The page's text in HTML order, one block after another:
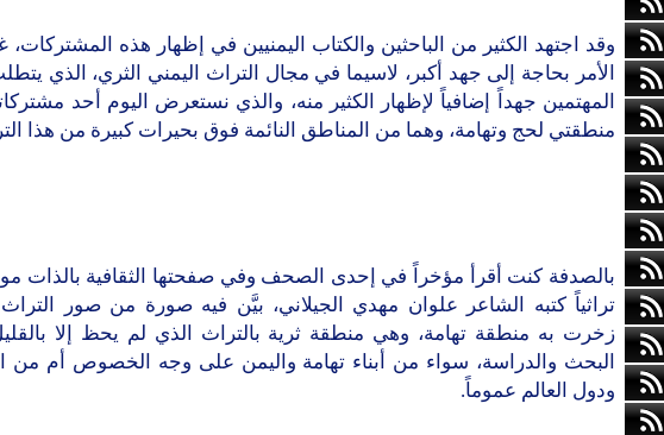
وقد اجتهد الكثير من الباحثين والكتاب اليمنيين في إظهار هذه المشتركات،
الأمر بحاجة إلى جهد أكبر، لاسيما في مجال التراث اليمني الثري، الذي
المهتمين جهداً إضافياً لإظهار الكثير منه، والذي نستعرض اليوم أحد
منطقتي لحج وتهامة، وهما من المناطق النائمة فوق بحيرات كبيرة من هذا
بالصدفة كنت أقرأ مؤخراً في إحدى الصحف وفي صفحتها الثقافية بالذات
تراثياً كتبه الشاعر علوان مهدي الجيلاني، بيَّن فيه صورة من صور
زخرت به منطقة تهامة، وهي منطقة ثرية بالتراث الذي لم يحظ إلا
البحث والدراسة، سواء من أبناء تهامة واليمن على وجه الخصوص أم من
ودول العالم عموماً.